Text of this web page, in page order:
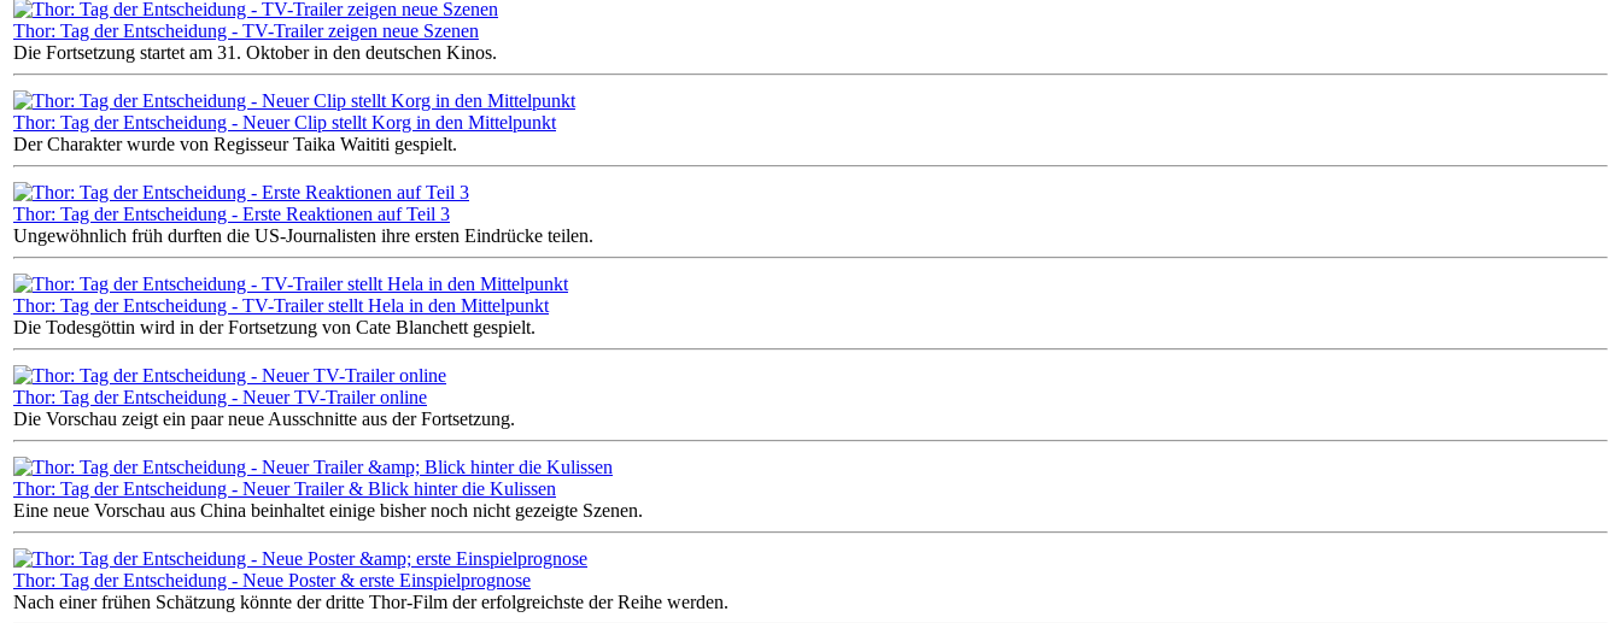
Thor: Tag der Entscheidung - TV-Trailer zeigen neue Szenen
Die Fortsetzung startet am 31. Oktober in den deutschen Kinos.
Thor: Tag der Entscheidung - Neuer Clip stellt Korg in den Mittelpunkt
Der Charakter wurde von Regisseur Taika Waititi gespielt.
Thor: Tag der Entscheidung - Erste Reaktionen auf Teil 3
Ungewöhnlich früh durften die US-Journalisten ihre ersten Eindrücke teilen.
Thor: Tag der Entscheidung - TV-Trailer stellt Hela in den Mittelpunkt
Die Todesgöttin wird in der Fortsetzung von Cate Blanchett gespielt.
Thor: Tag der Entscheidung - Neuer TV-Trailer online
Die Vorschau zeigt ein paar neue Ausschnitte aus der Fortsetzung.
Thor: Tag der Entscheidung - Neuer Trailer & Blick hinter die Kulissen
Eine neue Vorschau aus China beinhaltet einige bisher noch nicht gezeigte Szenen.
Thor: Tag der Entscheidung - Neue Poster & erste Einspielprognose
Nach einer frühen Schätzung könnte der dritte Thor-Film der erfolgreichste der Reihe werden.